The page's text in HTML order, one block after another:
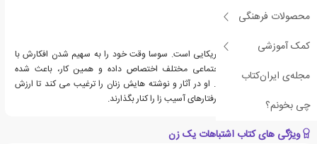
محصولات فرهنگی
کمک آموزشی
مجله‌ی ایران‌کتاب
چی بخونم؟
ام. سوسا نویسنده ای آمریکایی است. سوسا وقت خود را به سهیم شدن افکارش با
دیگران در شبکه های اجتماعی مختلف اختصاص داده و همین کار، باعث شده
مخاطبین زیادی پیدا کند. او در آثار و نوشته هایش زنان را ترغیب می کند تا ارزش
واقعی خود را درک کنند و رفتارهای آسیب زا را کنار بگذارند.
ویژگی های کتاب اشتباهات یک زن